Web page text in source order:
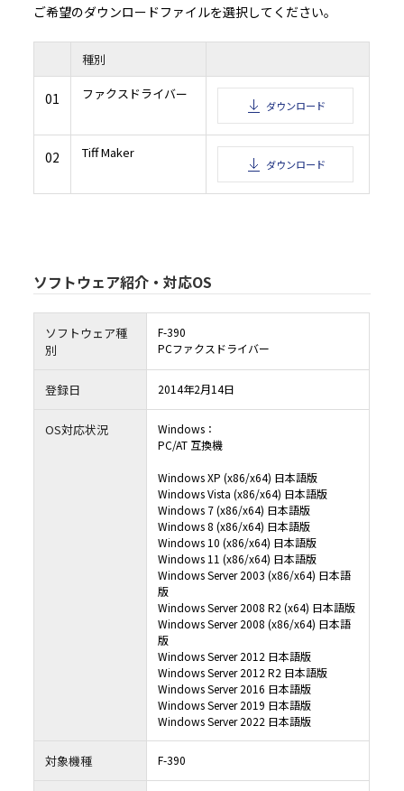
5.1 お客様は、本ソフトウェアを複製、翻訳、改変、翻案、修正、リバースエンジニ
てはなりません。
5.3 お客様は、本条項のいずれかの規定に違反して村田機械に損害を生じせしめた場
を賠償しなければなりません。
６．保証及び責任の制限
6.1 本ソフトウェアは、お客様の保有する本製品の動作環境において、全て正常に動
によりアップデート又は変更されることがありますが、その場合でも、前項同様、お
る本製品の動作環境において、全て正常に動作することを保証するものではなく、本
の機能、性能及び品質がお客様の特定目的に適合することを、明示たると黙示たると
らの保証も致しません。なお、アップデート又は変更に関する情報提供につきまして
性、提供時期、提供方法等すべて村田機械の裁量により決定させていただきます。
ンサーの故意又は重大な過失により生じた場合は、この限りではありません。
6.5 村田機械及び村田機械のライセンサーは、本ソフトウェアに関し、第三者の特許
し、第三者から知的財産権侵害の主張（警告、訴訟提起を含む）を受けた場合におい
客様に提供した時点（村田機械がお客様に本ソフトウェアを含む記録媒体を譲渡した
様が本ソフトウェアをダウンロードした時点）において、第三者の知的財産権の侵害
場合は、この限りではありません。
負う場合においても、社会通念上、当該種類の債務不履行、不法行為等から直接かつ
通常発生するものと考えられる損害（いわゆる通常損害）を超える損害については責
ん。
7.1 お客様が、本ソフトウェアをダウンロード、インストール又は使用するという形
条項に同意した日が、本契約書の効力発生日となります。
7.2 お客様は、本ソフトウェアをアンインストールし、保有するすべての複製を破棄
を終了させることができます。本契約の終了時には、お客様は直ちに本ソフトウェア
トールしなければなりません。
お客様は、契約の締結の有無に関するすべての紛争も含め、本契約、及び本契約に起
くは関連するいかなる紛争も、日本法に準拠し、日本法に従って解釈されること、ま
び本契約に起因・関連するいかなる紛争も、大阪地方裁判所の専属的管轄権に服する
本ソフトウェアは、日本国及び米国の輸出規制法の対象となります。お客様は、本ソ
適用される両国、及びその他の国の輸出規制法を遵守することに同意されたものとし
１０．米国政府機関のエンドユーザーへの注意
本ソフトウェアは48 CFR 2.101（2007年10月）において定義される「商用品目」で、48
12.212（2007年10月）に規定される「商用コンピューターソフトウェア」及び「商用
ーソフトウェア文書類」からなるものです。48 CFR 12.212 （2007年10月）及び48
ら227.7202-4（2007年1月）までに従い、すべての米国政府機関のエンドユーザーが、
ア及び付属文書に関して得られる権利は、上記に説明される権利のみを指すものとし
トウェアの使用は、本ソフトウェアが「商用コンピューターソフトウェア」及び「商
ターソフトウェア文書類」であることに関する米国政府の同意と、上記に記載される
に関する承諾を構成するものとみなされます。
１１．本契約書の変更
11.1 村田機械は以下の場合に、村田機械の裁量により、本契約書を変更することがで
（１）本契約書の変更が、お客様の一般の利益に適合するとき。
性、変更の内容その他の変更に係る事情に照らして合理的なものであるとき。
までに、本契約書を変更する旨及び変更後の本契約書の内容とその効力発生日を当社
ご希望のダウンロードファイルを選択してください。
種別
01 ファクスドライバー
ダウンロード
02 Tiff Maker
ダウンロード
ソフトウェア紹介・対応OS
ソフトウェア種
別
F-390
PCファクスドライバー
登録日 2014年2月14日
OS対応状況
Windows：
PC/AT 互換機
Windows XP (x86/x64) 日本語版
Windows Vista (x86/x64) 日本語版
Windows 7 (x86/x64) 日本語版
Windows 8 (x86/x64) 日本語版
Windows 10 (x86/x64) 日本語版
Windows 11 (x86/x64) 日本語版
Windows Server 2003 (x86/x64) 日本語
版
Windows Server 2008 R2 (x64) 日本語版
Windows Server 2008 (x86/x64) 日本語
版
Windows Server 2012 日本語版
Windows Server 2012 R2 日本語版
Windows Server 2016 日本語版
Windows Server 2019 日本語版
Windows Server 2022 日本語版
対象機種 F-390